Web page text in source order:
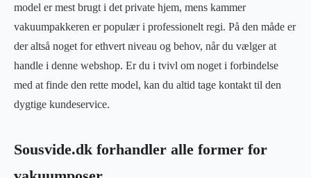
model er mest brugt i det private hjem, mens kammer
vakuumpakkeren er populær i professionelt regi. På den måde er
der altså noget for ethvert niveau og behov, når du vælger at
handle i denne webshop. Er du i tvivl om noget i forbindelse
med at finde den rette model, kan du altid tage kontakt til den
dygtige kundeservice.
Sousvide.dk forhandler alle former for